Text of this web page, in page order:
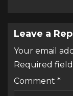
Leave a
Your email
Required
Comment *